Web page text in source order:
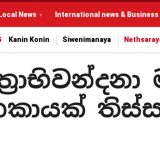
Local News International news & Business
Kanin Konin Siwenimanaya